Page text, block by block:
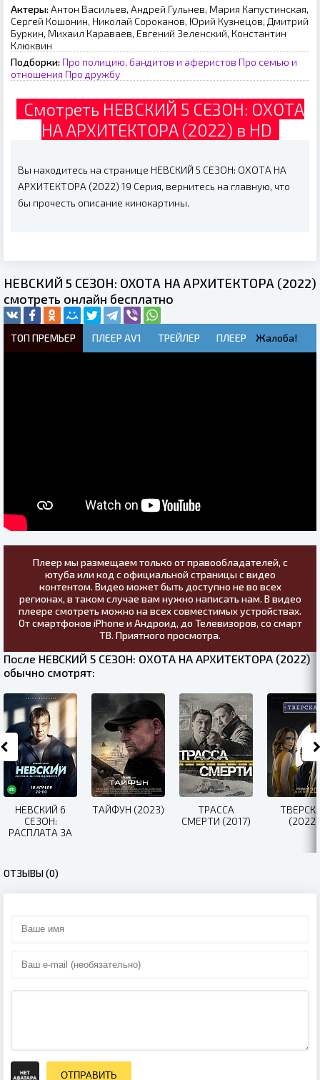
Актеры: Антон Васильев, Андрей Гульнев, Мария Капустинская,
Сергей Кошонин, Николай Сороканов, Юрий Кузнецов, Дмитрий
Буркин, Михаил Караваев, Евгений Зеленский, Константин
Клюквин
Подборки: Про полицию, бандитов и аферистов Про семью и
отношения Про дружбу
Смотреть НЕВСКИЙ 5 СЕЗОН: ОХОТА
НА АРХИТЕКТОРА (2022) в HD
Вы находитесь на странице НЕВСКИЙ 5 СЕЗОН: ОХОТА НА
АРХИТЕКТОРА (2022) 19 Серия, вернитесь на главную, что
бы прочесть описание кинокартины.
НЕВСКИЙ 5 СЕЗОН: ОХОТА НА АРХИТЕКТОРА (2022)
смотреть онлайн бесплатно
ТОП ПРЕМЬЕР ПЛЕЕР AV1 ТРЕЙЛЕР ПЛЕЕР Жалоба!
Плеер мы размещаем только от правообладателей, с
ютуба или код с официальной страницы с видео
контентом. Видео может быть доступно не во всех
регионах, в таком случае вам нужно написать нам. В видео
плеере смотреть можно на всех совместимых устройствах.
От смартфонов iPhone и Андроид, до Телевизоров, со смарт
ТВ. Приятного просмотра.
После НЕВСКИЙ 5 СЕЗОН: ОХОТА НА АРХИТЕКТОРА (2022)
обычно смотрят:
НЕВСКИЙ 6
СЕЗОН:
РАСПЛАТА ЗА
ТАЙФУН (2023)
ТРАССА
СМЕРТИ (2017)
(2022)
ОТЗЫВЫ (0)
ОТПРАВИТЬ